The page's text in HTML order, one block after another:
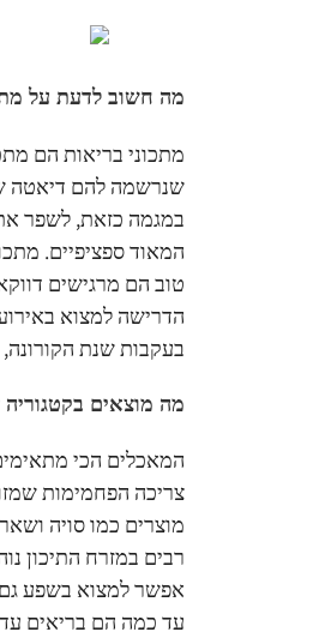
מה חשוב לדעת על
מתכוני בריאות הם
שנרשמה להם דיאטה
במגמה כזאת, לשפר
המאוד ספציפיים.
טוב הם מרגישים
הדרישה למצוא
בעקבות שנת
מה מוצאים בקטגוריה
המאכלים הכי
צריכה הפחמימות
מוצרים כמו סויה
רבים במזרח התיכון
אפשר למצוא בשפע
עד כמה הם בריאים